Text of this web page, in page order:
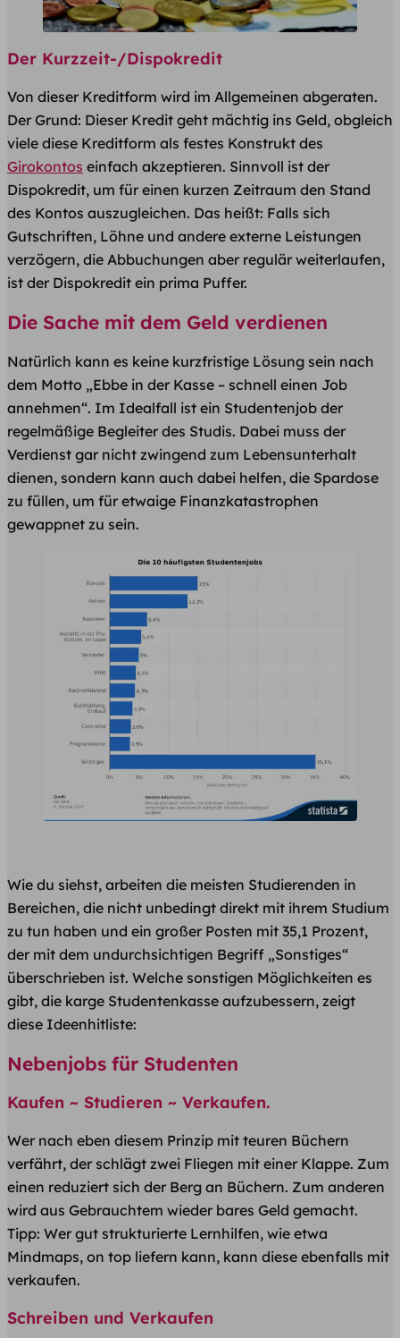
Der Kurzzeit-/Dispokredit
Von dieser Kreditform wird im Allgemeinen abgeraten.
Der Grund: Dieser Kredit geht mächtig ins Geld, obgleich
viele diese Kreditform als festes Konstrukt des
Girokontos einfach akzeptieren. Sinnvoll ist der
Dispokredit, um für einen kurzen Zeitraum den Stand
des Kontos auszugleichen. Das heißt: Falls sich
Gutschriften, Löhne und andere externe Leistungen
verzögern, die Abbuchungen aber regulär weiterlaufen,
ist der Dispokredit ein prima Puffer.
Die Sache mit dem Geld verdienen
Natürlich kann es keine kurzfristige Lösung sein nach
dem Motto „Ebbe in der Kasse – schnell einen Job
annehmen“. Im Idealfall ist ein Studentenjob der
regelmäßige Begleiter des Studis. Dabei muss der
Verdienst gar nicht zwingend zum Lebensunterhalt
dienen, sondern kann auch dabei helfen, die Spardose
zu füllen, um für etwaige Finanzkatastrophen
gewappnet zu sein.
Wie du siehst, arbeiten die meisten Studierenden in
Bereichen, die nicht unbedingt direkt mit ihrem Studium
zu tun haben und ein großer Posten mit 35,1 Prozent,
der mit dem undurchsichtigen Begriff „Sonstiges“
überschrieben ist. Welche sonstigen Möglichkeiten es
gibt, die karge Studentenkasse aufzubessern, zeigt
diese Ideenhitliste:
Nebenjobs für Studenten
Kaufen ~ Studieren ~ Verkaufen.
Wer nach eben diesem Prinzip mit teuren Büchern
verfährt, der schlägt zwei Fliegen mit einer Klappe. Zum
einen reduziert sich der Berg an Büchern. Zum anderen
wird aus Gebrauchtem wieder bares Geld gemacht.
Tipp: Wer gut strukturierte Lernhilfen, wie etwa
Mindmaps, on top liefern kann, kann diese ebenfalls mit
verkaufen.
Schreiben und Verkaufen